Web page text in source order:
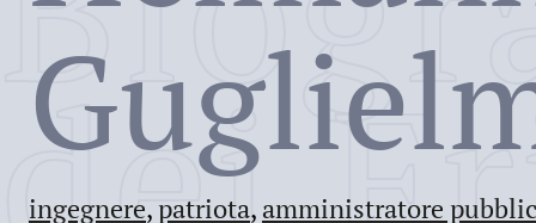
ingegnere,patriota, amministratore